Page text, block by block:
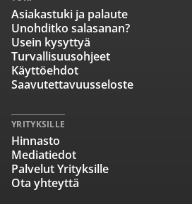
Asiakastuki ja palaute
Unohditko salasanan?
Usein kysyttyä
Turvallisuusohjeet
Käyttöehdot
Saavutettavuusseloste
YRITYKSILLE
Hinnasto
Mediatiedot
Palvelut Yrityksille
Ota yhteyttä